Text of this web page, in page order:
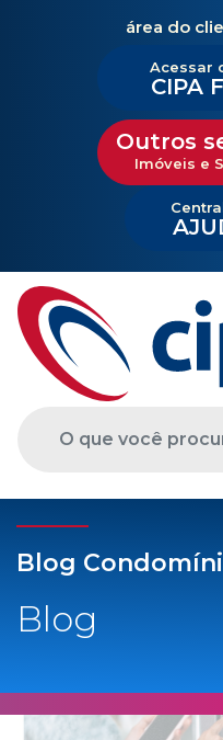
área do
Acessar
CIPA
Outros
Imóveis e
Blog
Blog